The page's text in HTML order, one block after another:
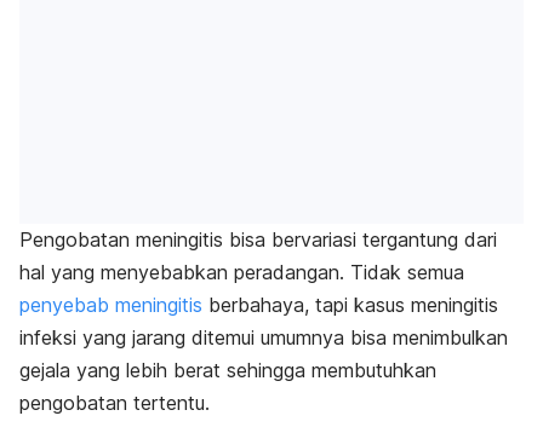
Pengobatan meningitis bisa bervariasi tergantung dari
hal yang menyebabkan peradangan. Tidak semua
penyebab meningitis berbahaya, tapi kasus meningitis
infeksi yang jarang ditemui umumnya bisa menimbulkan
gejala yang lebih berat sehingga membutuhkan
pengobatan tertentu.